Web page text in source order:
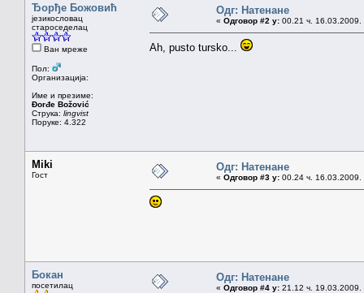
Ђорђе Божовић
језикословац
староседелац
Ван мреже
Пол:
Организација:
Име и презиме:
Đorđe Božović
Струка: lingvist
Поруке: 4.322
Одг: Натенане
« Одговор #2 у: 00.21 ч. 16.03.2009.
Ah, pusto tursko...
Miki
Гост
Одг: Натенане
« Одговор #3 у: 00.24 ч. 16.03.2009.
Бокан
посетилац
Одг: Натенане
« Одговор #4 у: 21.12 ч. 19.03.2009.